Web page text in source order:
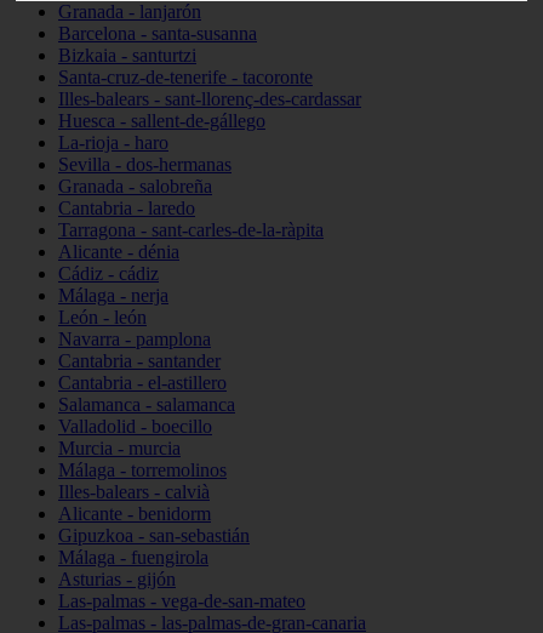
Granada - lanjarón
Barcelona - santa-susanna
Bizkaia - santurtzi
Santa-cruz-de-tenerife - tacoronte
Illes-balears - sant-llorenç-des-cardassar
Huesca - sallent-de-gállego
La-rioja - haro
Sevilla - dos-hermanas
Granada - salobreña
Cantabria - laredo
Tarragona - sant-carles-de-la-ràpita
Alicante - dénia
Cádiz - cádiz
Málaga - nerja
León - león
Navarra - pamplona
Cantabria - santander
Cantabria - el-astillero
Salamanca - salamanca
Valladolid - boecillo
Murcia - murcia
Málaga - torremolinos
Illes-balears - calvià
Alicante - benidorm
Gipuzkoa - san-sebastián
Málaga - fuengirola
Asturias - gijón
Las-palmas - vega-de-san-mateo
Las-palmas - las-palmas-de-gran-canaria